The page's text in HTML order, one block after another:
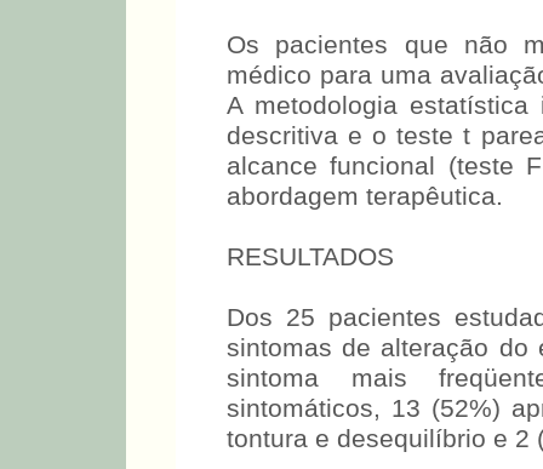
Os pacientes que não
médico para uma
A metodologia
descritiva e o teste t
alcance funcional (teste
abordagem terapêutica.
RESULTADOS
Dos 25 pacientes
sintomas de alteração do
sintoma mais
sintomáticos, 13 (52%)
tontura e desequilíbrio e 2